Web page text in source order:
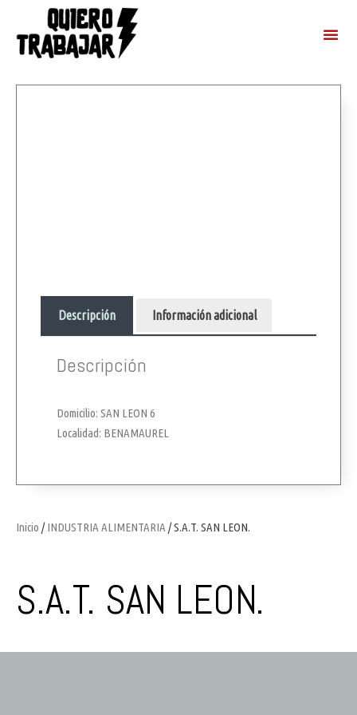
Inicio /INDUSTRIA ALIMENTARIA / S.A.T. SAN LEON.
S.A.T. SAN LEON.
Descripción Información adicional
Descripción
Domicilio: SAN LEON 6
Localidad: BENAMAUREL